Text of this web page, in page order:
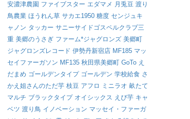
安濃津農園 ファイブスター エダマメ 月兎豆 渡り
鳥農業 ほうれん草 サカエ1950 糖度 センジュキ
ャノン タッカー サニーサイドゴスペルクラブ三
重 美郷のうさぎ ファーム*ジャグロンズ 美郷町
ジャグロンズレコード 伊勢丹新宿店 MF185 マッ
セイファーガソン MF135 秋田県美郷町 GoTo え
だまめ ゴールデンタイプ ゴールデン 学校給食 さ
かえ姐さんのただ芋 枝豆 アフロ ミニラオ 畝たて
マルチ ブラックタイプ オイシックス えび芋 キャ
ベツ 渡り鳥 イノベーション マッセイ・ファーガ